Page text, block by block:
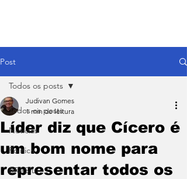
Post
Todos os posts
Notícias
Política
BRASIL
Todos os posts
Líder diz que Cícero é
um bom nome para
representar todos os
Judivan Gomes
1 min de leitura